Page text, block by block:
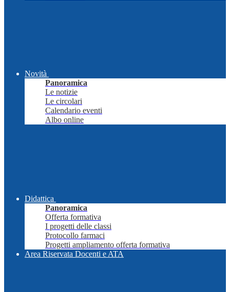
Novità
Panoramica
Le notizie
Le circolari
Calendario eventi
Albo online
Didattica
Panoramica
Offerta formativa
I progetti delle classi
Protocollo farmaci
Progetti ampliamento offerta formativa
Area Riservata Docenti e ATA